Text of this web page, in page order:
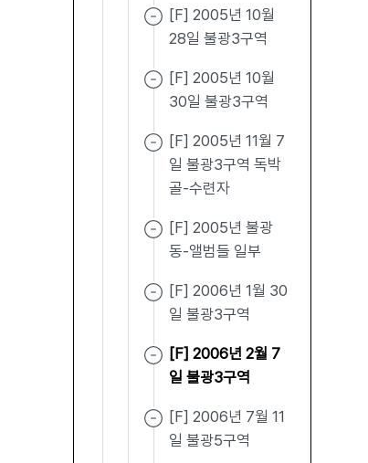
[F] 2005년 10월
28일 불광3구역
[F] 2005년 10월
30일 불광3구역
[F] 2005년 11월 7
일 불광3구역 독박
골-수련자
[F] 2005년 불광
동-앨범들 일부
[F] 2006년 1월 30
일 불광3구역
[F] 2006년 2월 7
일 불광3구역
[F] 2006년 7월 11
일 불광5구역